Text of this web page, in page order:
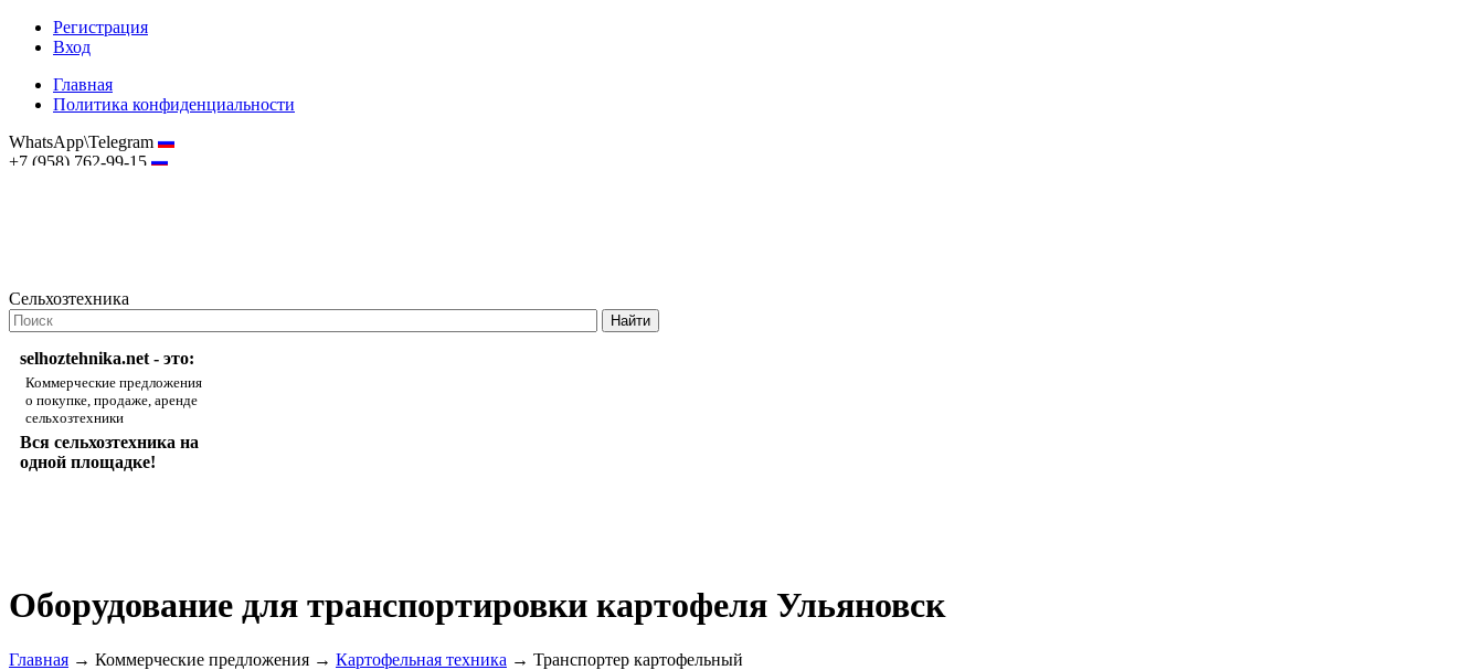
Регистрация
Вход
Главная
Политика конфиденциальности
WhatsApp\Telegram
+7 (958) 762-99-15
Сельхозтехника
selhoztehnika.net - это:
Коммерческие предложения
о покупке, продаже, аренде
сельхозтехники
Вся сельхозтехника на
одной площадке!
Оборудование для транспортировки картофеля Ульяновск
Главная → Коммерческие предложения → Картофельная техника → Транспортер картофельный